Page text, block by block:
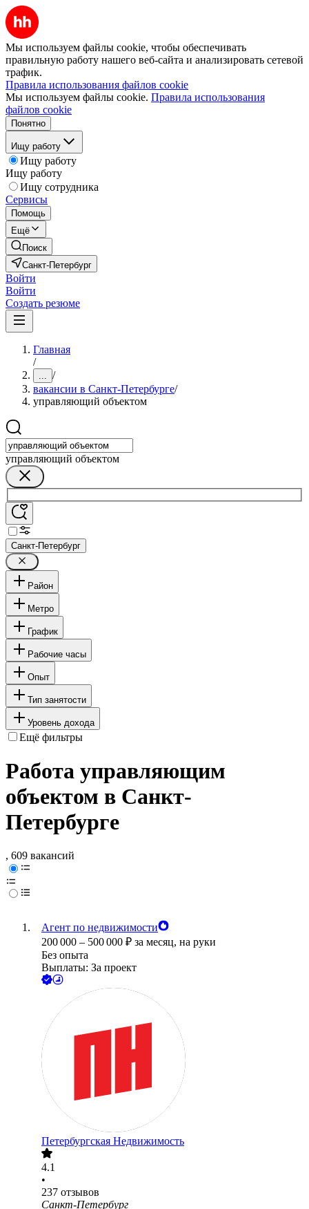
Мы используем файлы cookie, чтобы обеспечивать
правильную работу нашего веб-сайта и анализировать сетевой
трафик.
Правила использования файлов cookie
Мы используем файлы cookie. Правила использования
файлов cookie
Понятно
Ищу работу
Ищу работу
Ищу работу
Ищу сотрудника
Сервисы
Помощь
Ещё
Поиск
Санкт-Петербург
Войти
Войти
Создать резюме
Главная
/
... /
вакансии в Санкт-Петербурге/
управляющий объектом
управляющий объектом
Санкт-Петербург
Район
Метро
График
Рабочие часы
Опыт
Тип занятости
Уровень дохода
Ещё фильтры
Работа управляющим
объектом в Санкт-
Петербурге
, 609 вакансий
Агент по недвижимости
200 000 – 500 000 ₽ за месяц, на руки
Без опыта
Выплаты: За проект
Петербургская Недвижимость
4.1
•
237 отзывов
Санкт-Петербург